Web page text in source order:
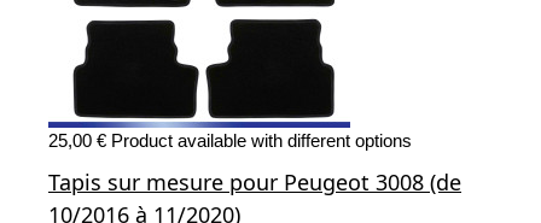
25,00 € Product available with different options
Tapis sur mesure pour Peugeot 3008 (de
10/2016 à 11/2020)